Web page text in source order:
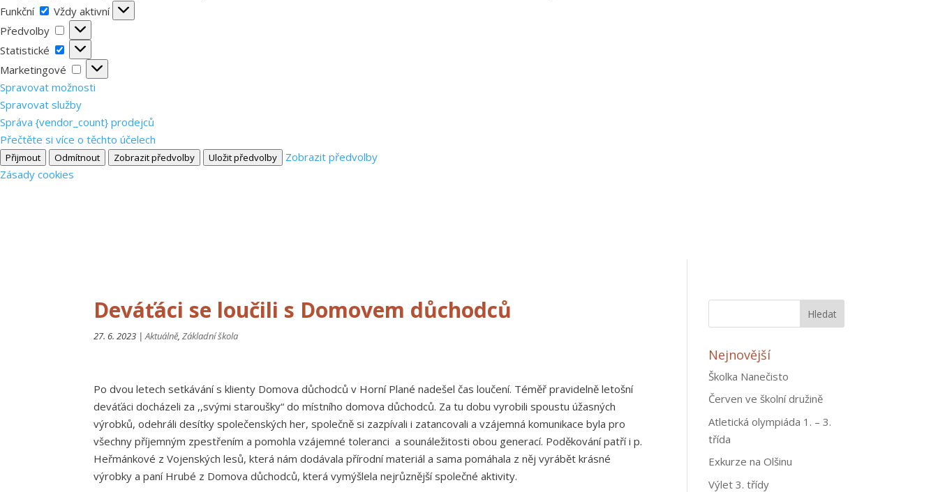
Funkční
Funkční
Vždy aktivní
Předvolby
Předvolby
Statistické
Statistické
Marketingové
Marketingové
Spravovat možnosti
Spravovat služby
Správa {vendor_count} prodejců
Přečtěte si více o těchto účelech
Přijmout Odmítnout Zobrazit předvolby Uložit předvolby
Zobrazit předvolby
Zásady cookies
Deváťáci se loučili s Domovem důchodců
27. 6. 2023 |Aktuálně,Základní škola
Po dvou letech setkávání s klienty Domova důchodců v Horní Plané nadešel čas loučení. Téměř pravidelně letošní
deváťáci docházeli za ,,svými staroušky“ do místního domova důchodců. Za tu dobu vyrobili spoustu úžasných
výrobků, odehráli desítky společenských her, společně si zazpívali i zatancovali a vzájemná komunikace byla pro
všechny příjemným zpestřením a pomohla vzájemné toleranci a sounáležitosti obou generací. Poděkování patří i p.
Heřmánkové z Vojenských lesů, která nám dodávala přírodní materiál a sama pomáhala z něj vyrábět krásné
výrobky a paní Hrubé z Domova důchodců, která vymýšlela nejrůznější společné aktivity.
Nejnovější
Školka Nanečisto
Červen ve školní družině
Atletická olympiáda 1. – 3.
třída
Exkurze na Olšinu
Výlet 3. třídy